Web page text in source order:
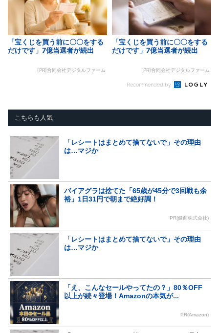
「宝くじを買う前に〇〇をする
だけです」7億当選者が続出
[PR]合同会社デジタルファーム
「宝くじを買う前に〇〇をする
だけです」7億当選者が続出
[PR]合同会社デジタルファーム
Recommended by
こちらも人気
「レシートはまとめて捨てないで」その理由
は…マジか
バイアグラは捨てた「65歳が45分で3回戦も余
裕」1日31円で朝まで絶好調！
PR(健商株式会社)
「レシートはまとめて捨てないで」その理由
は…マジか
「え、こんなセールやってたの？」80％OFF
以上が続々登場！Amazonの本気が...
PR(Amazon)